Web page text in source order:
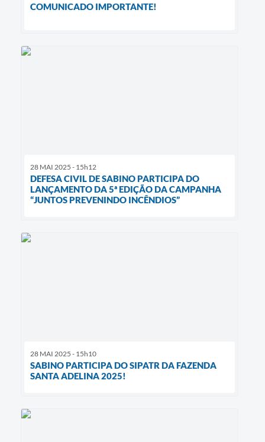
COMUNICADO IMPORTANTE!
28 MAI 2025 - 15h12
DEFESA CIVIL DE SABINO PARTICIPA DO
LANÇAMENTO DA 5ª EDIÇÃO DA CAMPANHA
“JUNTOS PREVENINDO INCÊNDIOS”
28 MAI 2025 - 15h10
SABINO PARTICIPA DO SIPATR DA FAZENDA
SANTA ADELINA 2025!